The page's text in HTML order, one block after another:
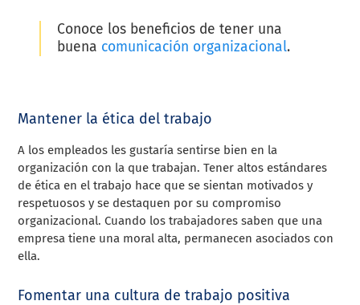
Conoce los beneficios de tener una
buena comunicación organizacional.
Mantener la ética del trabajo
A los empleados les gustaría sentirse bien en la
organización con la que trabajan. Tener altos estándares
de ética en el trabajo hace que se sientan motivados y
respetuosos y se destaquen por su compromiso
organizacional. Cuando los trabajadores saben que una
empresa tiene una moral alta, permanecen asociados con
ella.
Fomentar una cultura de trabajo positiva